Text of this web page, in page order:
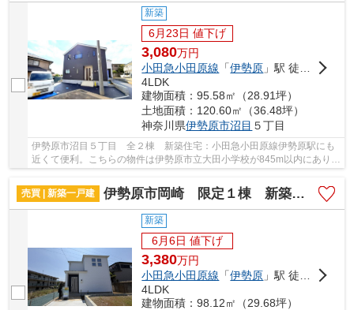
新築
6月23日 値下げ
3,080万円
小田急小田原線 「伊勢原 」駅 徒歩25分
4LDK
建物面積：95.58㎡（28.91坪）
土地面積：120.60㎡（36.48坪）
神奈川県伊勢原市沼目 ５丁目
伊勢原市沼目５丁目 全２棟 新築住宅：小田急小田原線伊勢原駅にも
近くて便利。こちらの物件は伊勢原市立大田小学校が845m以内にありま
売買 | 新築一戸建
伊勢原市岡崎 限定１棟 新築住宅
新築
6月6日 値下げ
3,380万円
小田急小田原線 「伊勢原 」駅 徒歩24分
4LDK
建物面積：98.12㎡（29.68坪）